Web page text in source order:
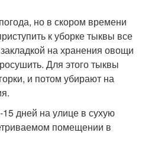
но в скором времени
к уборке тыквы все
на хранения овощи
Для этого тыквы
и потом убирают на
дней на улице в сухую
помещении в